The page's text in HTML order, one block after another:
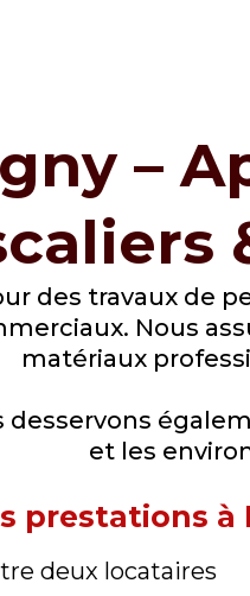
–
des travaux de
Nous
matériaux
et les
prestations à
deux locataires